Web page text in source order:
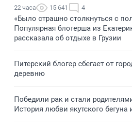
22 часа 15 641 4
«Было страшно столкнуться с
Популярная блогерша из
рассказала об отдыхе в Грузии
Питерский блогер сбегает от
деревню
Победили рак и стали
История любви якутского бегуна